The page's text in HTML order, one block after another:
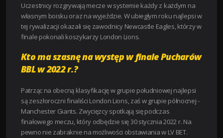
Uczestnicy rozgrywają mecze w systemie każdy z każdym na
własnym boisku oraz na wyjeździe. W ubiegłym roku najlepsi w
tej rywalizacji okazali się zawodnicy Newcastle Eagles, którzy w
finale pokonali koszykarzy London Lions.
Kto ma szasnę na występ w finale Pucharów
BBL w 2022 r.?
Patrząc na obecną klasyfikację w grupie południowej najlepsi
są zeszłoroczni finaliści London Lions, zaś w grupie północnej -
Manchester Giants. Zwycięzcy spotkają się podczas
finałowego meczu, który odbędzie się 30 stycznia 2022 r. Na
pewno nie zabraknie na możliwości obstawiania w LV BET.